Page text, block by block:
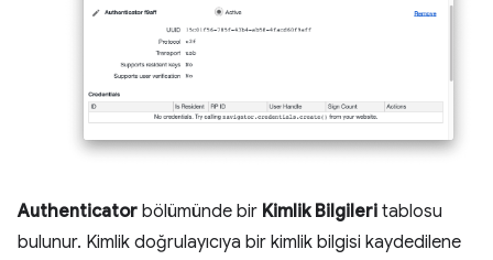
Authenticator bölümünde bir Kimlik Bilgileri tablosu
bulunur. Kimlik doğrulayıcıya bir kimlik bilgisi kaydedilene